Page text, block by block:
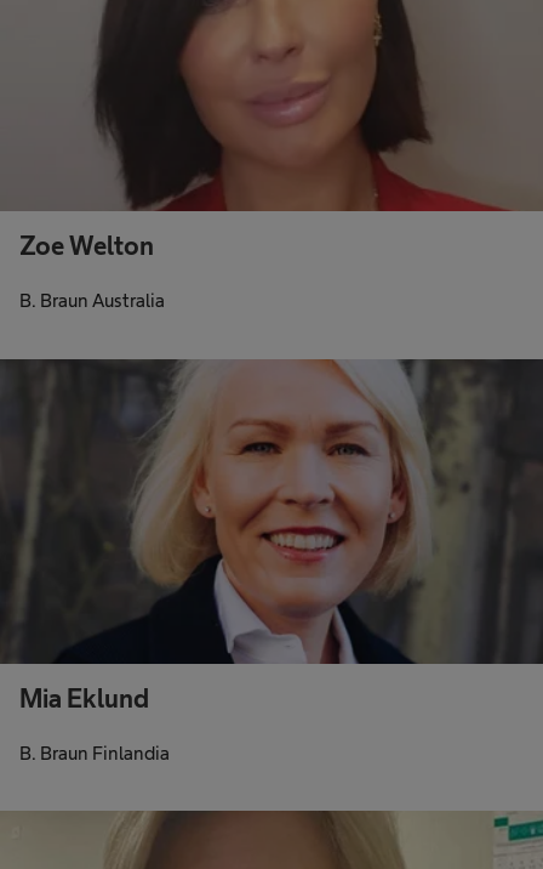
Zoe Welton
B. Braun Australia
Mia Eklund
B. Braun Finlandia